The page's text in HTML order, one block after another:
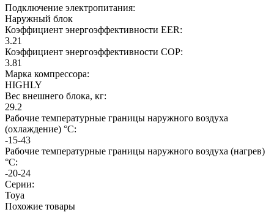
Подключение электропитания:
Наружный блок
Коэффициент энергоэффективности EER:
3.21
Коэффициент энергоэффективности COP:
3.81
Марка компрессора:
HIGHLY
Вес внешнего блока, кг:
29.2
Рабочие температурные границы наружного воздуха
(охлаждение) °C:
-15-43
Рабочие температурные границы наружного воздуха (нагрев)
°C:
-20-24
Серии:
Toya
Похожие товары